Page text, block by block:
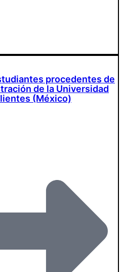
procedentes de
de la Universidad
(México)